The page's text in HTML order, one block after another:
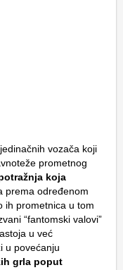
vozača koji
prometnog
koja
prema određenom
ih prometnica u tom
“fantomski valovi”
u već
u povećanju
grla poput